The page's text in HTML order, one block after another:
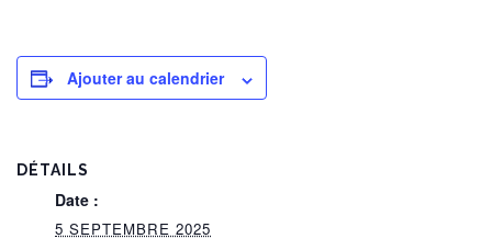
Ajouter au calendrier
DÉTAILS
Date :
5 SEPTEMBRE 2025